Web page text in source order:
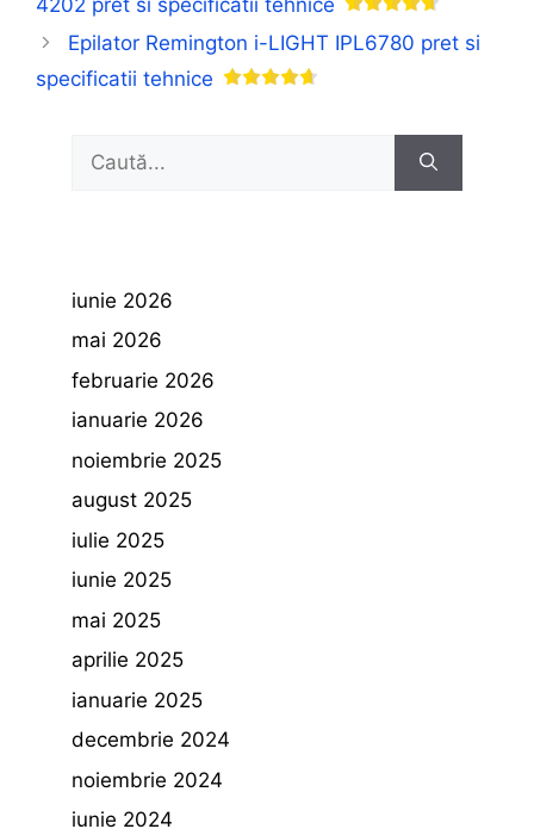
Epilator Remington i-LIGHT IPL6780 pret si
specificatii tehnice
după:
iunie 2026
mai 2026
februarie 2026
ianuarie 2026
noiembrie 2025
august 2025
iulie 2025
iunie 2025
mai 2025
aprilie 2025
ianuarie 2025
decembrie 2024
noiembrie 2024
iunie 2024